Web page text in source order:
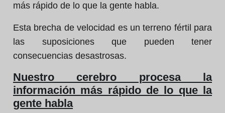
más rápido de lo que la gente habla.
Esta brecha de velocidad es un terreno fértil para
las suposiciones que pueden tener
consecuencias desastrosas.
Nuestro cerebro procesa la
información más rápido de lo que la
gente habla